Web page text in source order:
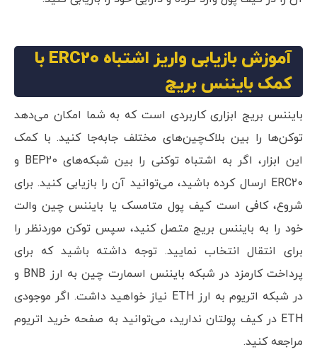
آموزش بازیابی واریز اشتباه ERC20 با
کمک بایننس بریج
بایننس بریج ابزاری کاربردی است که به شما امکان می‌دهد
توکن‌ها را بین بلاک‌چین‌های مختلف جابه‌جا کنید. با کمک
این ابزار، اگر به اشتباه توکنی را بین شبکه‌های BEP20 و
ERC20 ارسال کرده باشید، می‌توانید آن را بازیابی کنید. برای
شروع، کافی است کیف پول متامسک یا بایننس چین والت
خود را به بایننس بریج متصل کنید، سپس توکن موردنظر را
برای انتقال انتخاب نمایید. توجه داشته باشید که برای
پرداخت کارمزد در شبکه بایننس اسمارت چین به ارز BNB و
در شبکه اتریوم به ارز ETH نیاز خواهید داشت. اگر موجودی
ETH در کیف پولتان ندارید، می‌توانید به صفحه خرید اتریوم
مراجعه کنید.